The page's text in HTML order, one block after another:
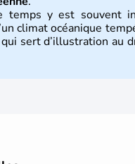
temps y est souvent
climat océanique
sert d’illustration au